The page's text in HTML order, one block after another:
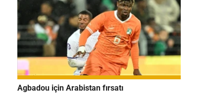
Agbadou için Arabistan fırsatı